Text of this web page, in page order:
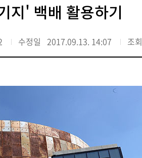
지' 백배 활용하기
수정일 2017.09.13. 14:07 조회